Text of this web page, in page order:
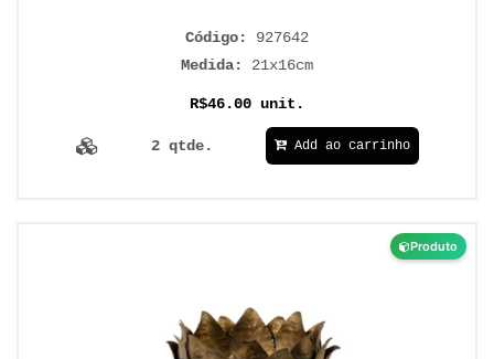
Código: 927642
Medida: 21x16cm
R$46.00 unit.
2 qtde. Add ao carrinho
Produto